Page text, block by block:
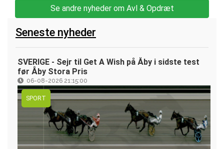
Se andre nyheder om Avl & Opdræt
Seneste nyheder
SVERIGE - Sejr til Get A Wish på Åby i sidste test
før Åby Stora Pris
06-08-2026 21:15:00
SPORT